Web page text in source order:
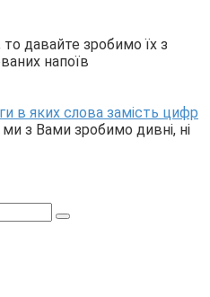
давайте зробимо їх з
напоїв
в яких слова замість цифр
з Вами зробимо дивні, ні